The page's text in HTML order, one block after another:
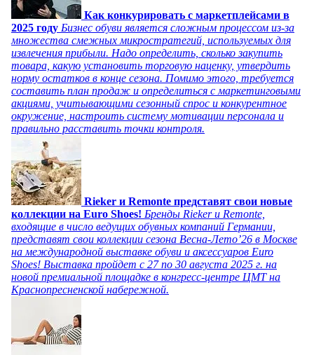
Как конкурировать с маркетплейсами в
2025 году Бизнес обуви является сложным процессом из-за
множества смежных микростратегий, используемых для
извлечения прибыли. Надо определить, сколько закупить
товара, какую установить торговую наценку, утвердить
норму остатков в конце сезона. Помимо этого, требуется
составить план продаж и определиться с маркетинговыми
акциями, учитывающими сезонный спрос и конкурентное
окружение, настроить систему мотивации персонала и
правильно расставить точки контроля.
Rieker и Remonte представят свои новые
коллекции на Euro Shoes! Бренды Rieker и Remonte,
входящие в число ведущих обувных компаний Германии,
представят свои коллекции сезона Весна-Лето’26 в Москве
на международной выставке обуви и аксессуаров Euro
Shoes! Выставка пройдет c 27 по 30 августа 2025 г. на
новой премиальной площадке в конгресс-центре ЦМТ на
Краснопресненской набережной.